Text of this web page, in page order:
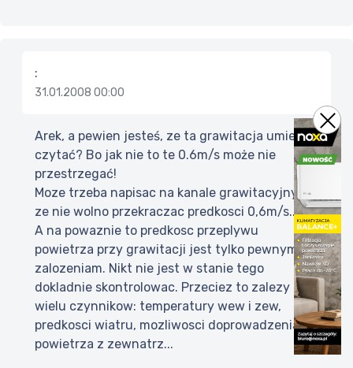
:
31.01.2008 00:00
Arek, a pewien jesteś, ze ta grawitacja umie
czytać? Bo jak nie to te 0.6m/s może nie
przestrzegać!
Moze trzeba napisac na kanale grawitacyjnym
ze nie wolno przekraczac predkosci 0,6m/s....
A na powaznie to predkosc przeplywu
powietrza przy grawitacji jest tylko pewnym
zalozeniam. Nikt nie jest w stanie tego
dokladnie skontrolowac. Przeciez to zalezy od
wielu czynnikow: temperatury wew i zew,
predkosci wiatru, mozliwosci doprowadzenia
powietrza z zewnatrz...